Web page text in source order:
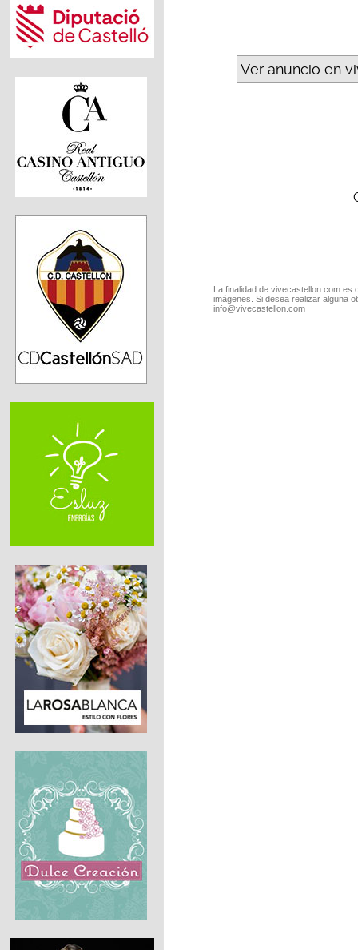
Ver anuncio en
La finalidad de vivecastellon.com
imágenes. Si desea realizar alguna
info@vivecastellon.com